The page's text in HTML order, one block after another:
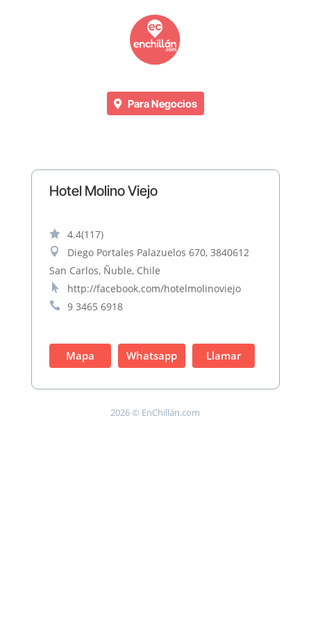
Para Negocios
Hotel Molino Viejo
 4.4(117)

Diego Portales Palazuelos 670, 3840612
San Carlos, Ñuble, Chile
 http://facebook.com/hotelmolinoviejo
 9 3465 6918
Mapa Whatsapp Llamar
2026 © EnChillán.com